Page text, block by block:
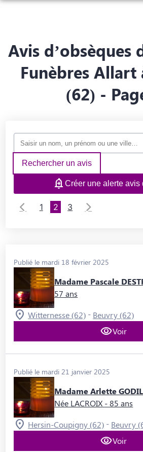
MONUMENTS FUNÉRAIRES
NOTRE AGENCE
SERVICES AUX FAMILLES
Avis d’obsèques
Funèbres Allart
(62) -
Rechercher un avis
Créer une alerte avis
1 2 3
Publié le mardi 18 février 2025
Madame Pascale
57 ans
Witternesse (62) - Beuvry (62)
Voir
Publié le mardi 21 janvier 2025
Madame Arlette
Née LACROIX - 85 ans
Hersin-Coupigny (62) - Beuvry
Voir